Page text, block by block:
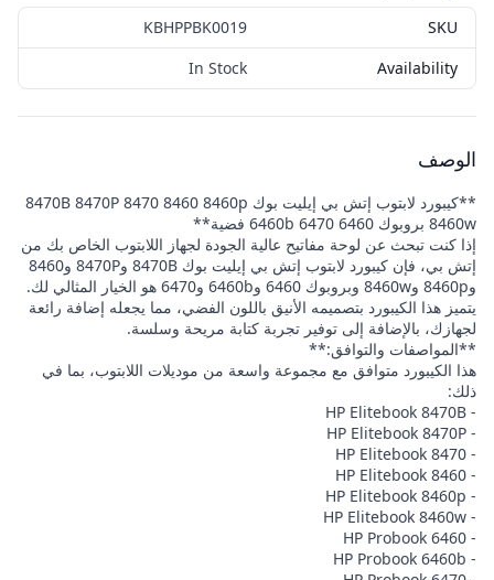
SKU
KBHPPBK0019
Availability
In Stock
الوصف
**كيبورد لابتوب إتش بي إيليت بوك 8470B 8470P 8470 8460 8460p
8460w بروبوك 6460 6460b 6470 فضية**
إذا كنت تبحث عن لوحة مفاتيح عالية الجودة لجهاز اللابتوب الخاص بك من
إتش بي، فإن كيبورد لابتوب إتش بي إيليت بوك 8470B و8470P و8460
و8460p و8460w وبروبوك 6460 و6460b و6470 هو الخيار المثالي لك.
يتميز هذا الكيبورد بتصميمه الأنيق باللون الفضي، مما يجعله إضافة رائعة
لجهازك، بالإضافة إلى توفير تجربة كتابة مريحة وسلسة.
**المواصفات والتوافق:**
هذا الكيبورد متوافق مع مجموعة واسعة من موديلات اللابتوب، بما في
ذلك:
- HP Elitebook 8470B
- HP Elitebook 8470P
- HP Elitebook 8470
- HP Elitebook 8460
- HP Elitebook 8460p
- HP Elitebook 8460w
- HP Probook 6460
- HP Probook 6460b